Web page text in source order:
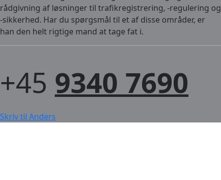
rådgivning af løsninger til trafikregistrering, -regulering og
-sikkerhed. Har du spørgsmål til et af disse områder, er
han den helt rigtige mand at tage fat i.
+45 9340 7690
Skriv til Anders